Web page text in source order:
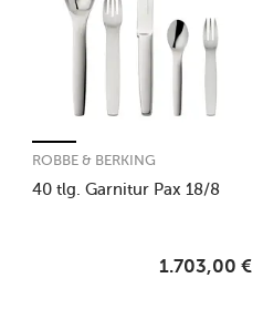
40 tlg. Garnitur Pax 18/8
ROBBE & BERKING
1.703,00 €